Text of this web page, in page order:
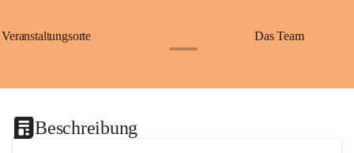
Veranstaltungsorte Das Team
Beschreibung